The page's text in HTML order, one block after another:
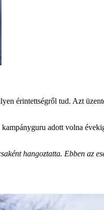
érintettségről tud. Azt
adott volna
hangoztatta. Ebben az